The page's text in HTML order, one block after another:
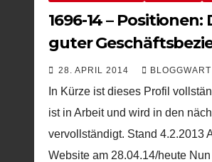
1696-14 –
guter
immer der Gärtner
28. APRIL 2014 BLOGGWART
In Kürze ist dieses Profil
ist in Arbeit und wird in den
vervollständigt. Stand 4.2.2013
Website am 28.04.14/heute Nun